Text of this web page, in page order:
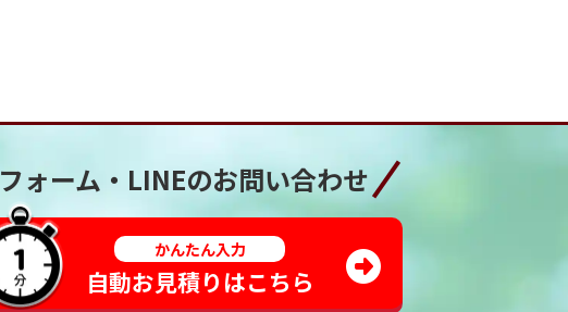
フォーム・LINEのお問い合わせ
かんたん入力
自動お見積りはこちら